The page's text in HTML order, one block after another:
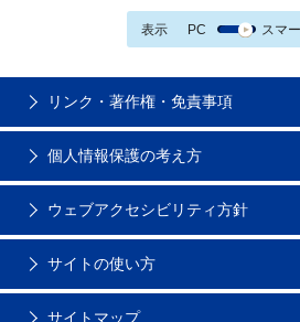
表示 PC スマ
リンク・著作権・免責事項
個人情報保護の考え方
ウェブアクセシビリティ方針
サイトの使い方
サイトマップ